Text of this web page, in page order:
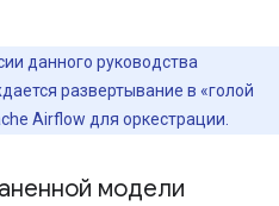
данного руководства
развертывание в «голой
Airflow для оркестрации.
модели